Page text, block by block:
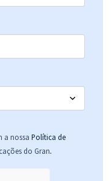
(-20%)
a nossa Política de
do Gran.